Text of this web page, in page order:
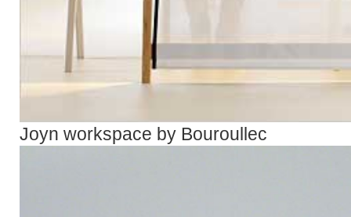
Joyn workspace by Bouroullec